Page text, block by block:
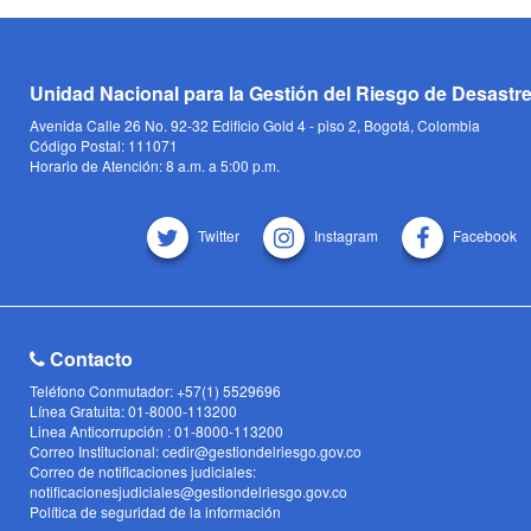
Unidad Nacional para la Gestión del Riesgo de
Avenida Calle 26 No. 92-32 Edificio Gold 4 - piso 2, Bogotá, Colombia
Código Postal: 111071
Horario de Atención: 8 a.m. a 5:00 p.m.
Twitter Instagram Facebook
Contacto
Teléfono Conmutador: +57(1) 5529696
Línea Gratuita: 01-8000-113200
Linea Anticorrupción : 01-8000-113200
Correo Institucional: cedir@gestiondelriesgo.gov.co
Correo de notificaciones judiciales:
notificacionesjudiciales@gestiondelriesgo.gov.co
Política de seguridad de la información